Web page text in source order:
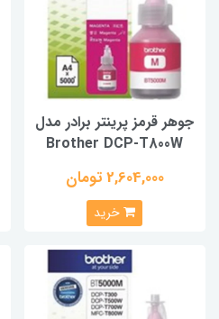
جوهر قرمز پرینتر برادر مدل
Brother DCP-T800W
2,604,000 تومان
خرید